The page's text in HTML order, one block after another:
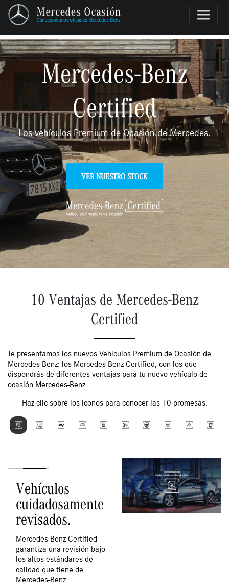
Mercedes-Benz
Certified
Los vehículos Premium de Ocasión de Mercedes.
VER NUESTRO STOCK
10 Ventajas de Mercedes-Benz
Certified
Te presentamos los nuevos Vehículos Premium de Ocasión de
Mercedes-Benz: los Mercedes-Benz Certified, con los que
dispondrás de diferentes ventajas para tu nuevo vehículo de
ocasión Mercedes-Benz.
Haz clic sobre los iconos para conocer las 10 promesas.
Vehículos
cuidadosamente
revisados.
Mercedes-Benz Certified
garantiza una revisión bajo
los altos estándares de
calidad que tiene de
Mercedes-Benz.